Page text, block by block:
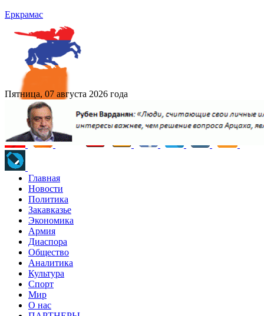
Еркрамас
Пятница, 07 августа 2026 года
Главная
Новости
Политика
Закавказье
Экономика
Армия
Диаспора
Общество
Аналитика
Культура
Спорт
Мир
О нас